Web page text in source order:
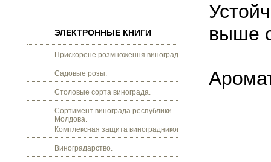
ЭЛЕКТРОННЫЕ КНИГИ
Прискорене розмноження винограду.
Садовые розы.
Столовые сорта винограда.
Сортимент винограда республики
Молдова.
Комплексная защита виноградников.
Виноградарство.
выше